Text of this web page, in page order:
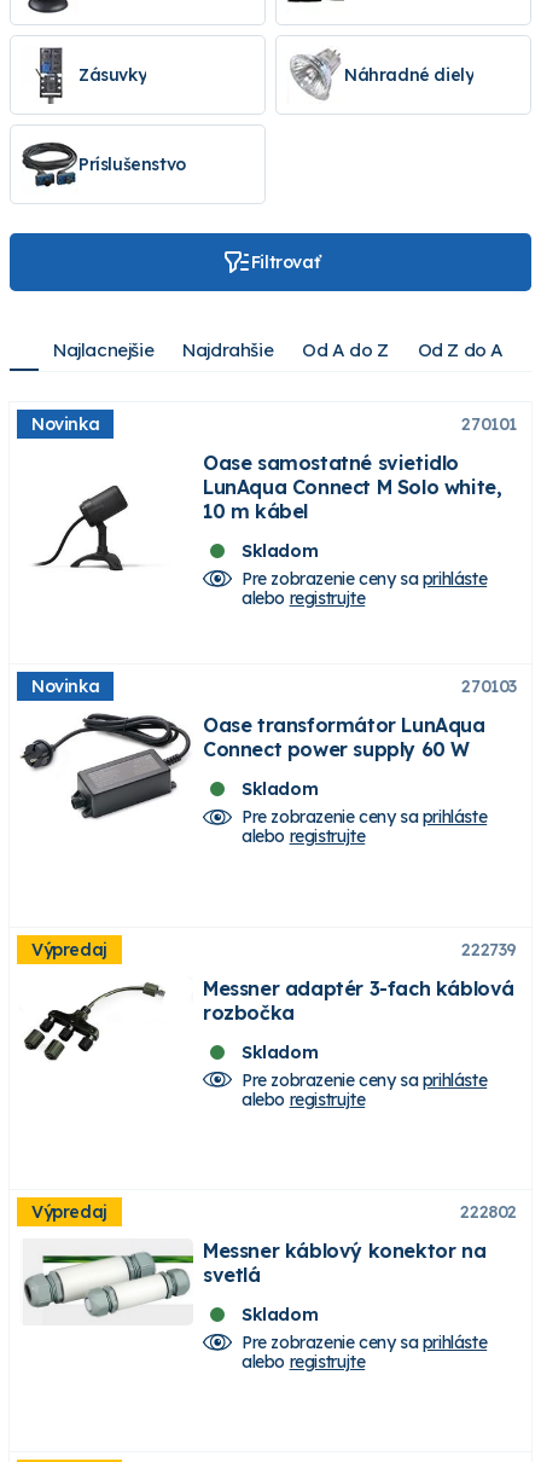
Osvetlenie Pontec
Halogénové svietidlo Messner
Konektory k záhradnému osvetleniu
Zásuvka Oase pre jazierka
Príslušenstvo k záhradnému osvetleniu
Zásuvky Náhradné diely
Príslušenstvo
Filtrovať
Najlacnejšie Najdrahšie Od A do Z Od Z do A
Novinka 270101
Oase samostatné svietidlo
LunAqua Connect M Solo white,
10 m kábel
Skladom
Pre zobrazenie ceny saprihláste
alebo registrujte
Novinka 270103
Oase transformátor LunAqua
Connect power supply 60 W
Skladom
Pre zobrazenie ceny saprihláste
alebo registrujte
Výpredaj 222739
Messner adaptér 3-fach káblová
rozbočka
Skladom
Pre zobrazenie ceny saprihláste
alebo registrujte
Výpredaj 222802
Messner káblový konektor na
svetlá
Skladom
Pre zobrazenie ceny saprihláste
alebo registrujte